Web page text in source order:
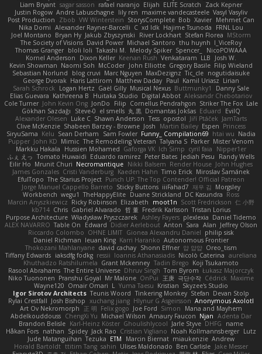
Liam Bryant sagar sasson rafael naranjo Elijah ELITE Scratch
Zack Kepner
Justin Rogow Andre Labuschagne lily ren maxime vandecasteele Vasyl Vasyliv
Post Production
Zbob VW Winterstein StorysComplete Bob Xavier Mehmet Can
Nika Domi Alexander Rayner-Barcelli C xd Idk Hajime Tsunoda
FRNL Lou
Joel Montano Bryan Hy Jakub Zbyszynski River Lockhart Stefan Florea MStorm
The Society of Visions David Power Michael Santoro thu huynh I_ViceRoy
Thomas Granger bloli loli Takashi M. Melody Spiker Spencer_
NicoPOWAAA
Kornel Anderson
Dixon Keller Keenan Rush Venkataram LLB
Josh W.
Kevin Showman Naomi Soh McCoder John Elliotte Gregory Basile Filip Wieland
Sebastian Norlund
blog cruvi Marc Nguyen MaxDezignz Tic_cle nogutidaisuke
George Dvorak Haris Lattirom Matthew Daday Paul Kamil Uriasz Lirian
Sarah Schrock
Logan Hertz Gaël Gilly Musical Nexus Buttmunky1
Danny Sale
Elias Guevara Kathreena B Huitaka Studio Digital Abbot Aleksandr Chebotariov
Cole Turner John Kevin Ong JonDo Filip Cornellus Pendrahgon Striker The Fox Lale
Gökhan Sazdağı
Steve-0 el smells 丸 黒 Domantas Jokšas Eduard
EvilQ
Alexander Olesen Luke C Shawn Anderson Tess opostol Jiří Ptáček JamTarts
Clive McKenzie Shabeen Barzey - Browne Josh Martin Bailey Espen Princess
SiryuSama Kelu Sean Derham Sam Fowler Funny_ Compilation69 htai wu Nadia
Pupper John KD Mimic The Remodeling Veteran Talyana S Parker Mister Venom
Markku Hakala
Hussien Mohamed Gaforga VK Ich Simp cyril faia
Nipper1er
ふぇ えっ Tomato Huwaidi Eduardo ramirez Peter Bates Jediah Pesu
Randy Wells
Eilir Ho Mrunit Churi Necromantique Nikki Balsem Render House John Hughes
James Gonzales Cristi Vanderburg Kaeden Hahn Timo Erick Miroslav Šamánek
EfulTopo The Starius Project Punch UP: The Top Contender! Official Patreon
Jorge Manuel Cappello Barreto Sticky Buttons iiiFahad7 재우 김 Morgsley
Workbench wegu1 TheHappyElite Duane Strickland DC Kasundra Ross
Marcin Anyszkiewicz Ricky Robinson Elizabeth moot1n Scott Fredrickson 仁 小野
kb714 Chris Gabriel Alvarado 哲 董 Fredrik Karlsson Tristan Lorius
Purpose Architecture Władysław Pryszczarek Ashley Fayers plexlexia Daniel Tidemo
ALEX NAVARRO Table On Edward Didier Aerlebout Anton Sara Alan Jeffrey Olson
Riccardo Colombo OHNE LIMIT Gionea Alexandru Daniel philip sisk
Daniel Richman Ieuan King Karri Haranko Autonomous Frontier
Thokozani Mahlanyane david cachay Shonn Effner 얍 얍얍 Oreo_tism
Tiffany Edwards iaksdfg fodkg ressii Ioannis Athanasiadis Nicolò Caterina aureliana
Khuthadzo Ratshilumela Grant Mckenney Tadin Brego Koji Tsukamoto
Rasool Abrahams The Entire Universe Dhruv Singh Tom Byrom Łukasz Majorczyk
Niko Tuononen Pranshu Goyal Mr Malone OnPui 王庚 극단수작 Cédrick Maxime
Wayne120 Omair Omari L Yuma Taesu Kristian Skyzee's Studio
Igor Sirotov Architects Teunis Woord Tinkering Monkey Stefan Devan Stolp
Rylai Crestfall Josh Bishop xuchang jiang Hlynur G Asgeirsson Anonymous Axolotl
Art Ov Nekromorph
正 明 Felix gogo Joe Ford Simon
Mana and Mayhem
Abdelkouddouss ChengXi Yu Michael Wilson Amaury Faucon Njan Adenta Dar
Brandon Belisle Karl-Heinz Köster Ghoulishlycool Jarle Styve DHFG
name
Håkan Fors nathan Spidey Jack Rao Cristian Vigliano Noah Kollmannsberger Lutz
Jude Matanguihan Tezuka ETM Marcin Biernat miaukenzie Andrew
Horald Bartoldt ttitim Tang sahin Ulises Maldonado Ben Carlisle Jake Messer